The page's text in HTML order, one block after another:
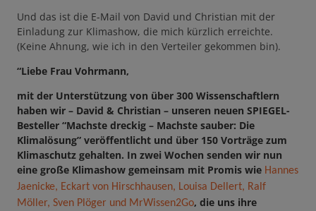
Und das ist die E-Mail von David und Christian mit der
Einladung zur Klimashow, die mich kürzlich erreichte.
(Keine Ahnung, wie ich in den Verteiler gekommen bin).
“Liebe Frau Vohrmann,
mit der Unterstützung von über 300 Wissenschaftlern
haben wir – David & Christian – unseren neuen SPIEGEL-
Besteller “Machste dreckig – Machste sauber: Die
Klimalösung” veröffentlicht und über 150 Vorträge zum
Klimaschutz gehalten. In zwei Wochen senden wir nun
eine große Klimashow gemeinsam mit Promis wie Hannes
Jaenicke, Eckart von Hirschhausen, Louisa Dellert, Ralf
Möller, Sven Plöger und MrWissen2Go, die uns ihre